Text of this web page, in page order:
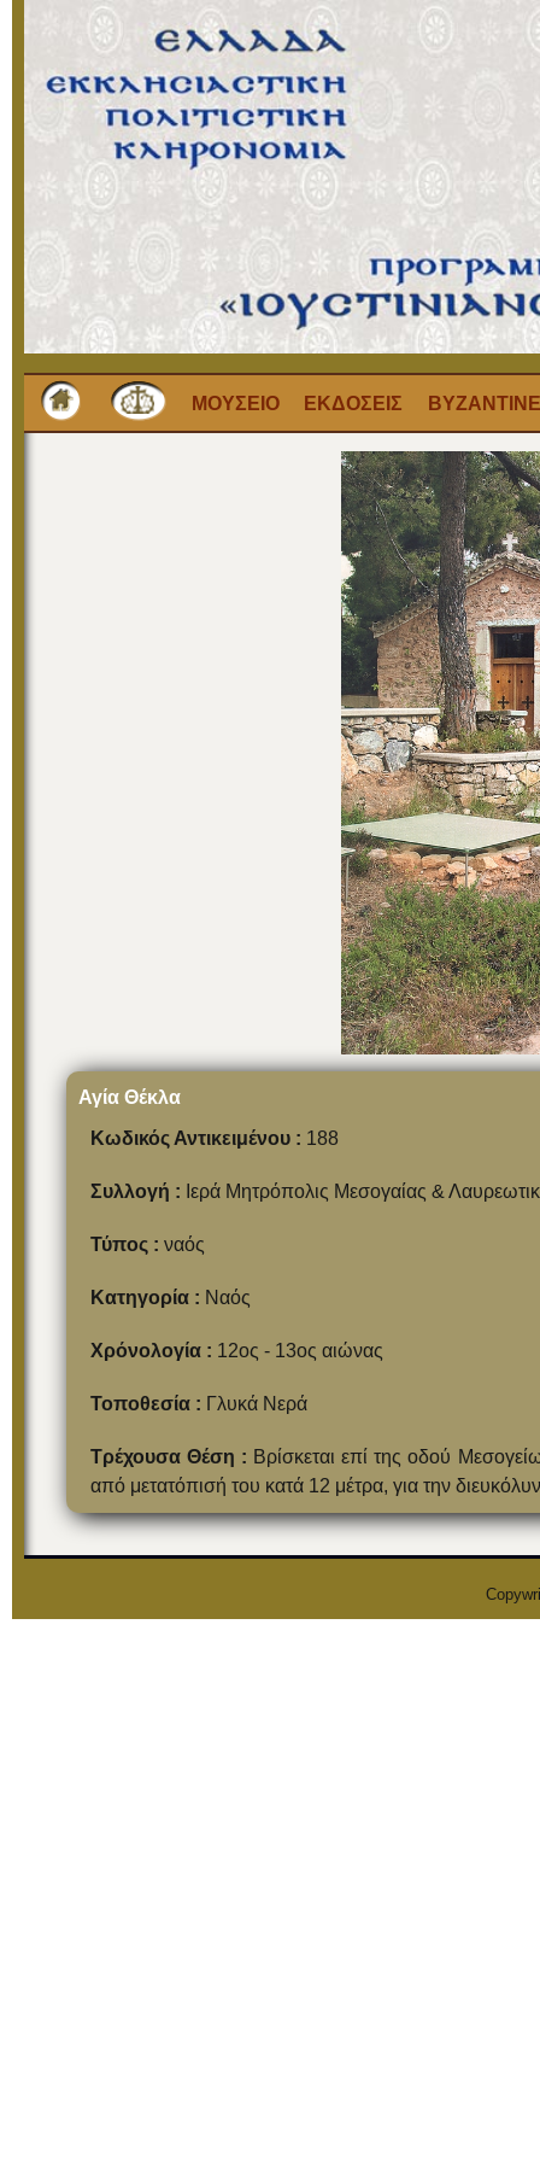
ΜΟΥΣΕΙΟ ΕΚΔΟΣΕΙΣ
Αγία Θέκλα
Κωδικός Αντικειμένου : 188
Συλλογή : Ιερά Μητρόπολις Μεσογαίας &
Τύπος : ναός
Κατηγορία : Ναός
Χρόνολογία : 12ος - 13ος αιώνας
Τοποθεσία : Γλυκά Νερά
Τρέχουσα Θέση : Βρίσκεται επί της οδού
από μετατόπισή του κατά 12 μέτρα, για την